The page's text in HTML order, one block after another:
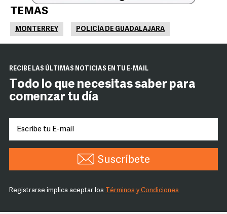
TEMAS
MONTERREY POLICÍA DE GUADALAJARA
RECIBE LAS ÚLTIMAS NOTICIAS EN TU E-MAIL
Todo lo que necesitas saber para
comenzar tu día
Suscríbete
Registrarse implica aceptar los Términos y Condiciones